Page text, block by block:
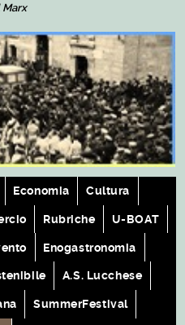
Marx
Economia Cultura
Rubriche U-BOAT
Enogastronomia
A.S. Lucchese
SummerFestival